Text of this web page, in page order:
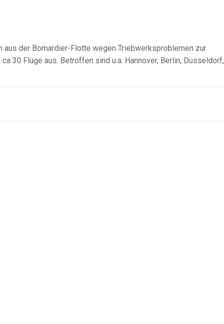
der Bomardier-Flotte wegen Triebwerksproblemen zur
30 Flüge aus. Betroffen sind u.a. Hannover, Berlin, Düsseldorf,